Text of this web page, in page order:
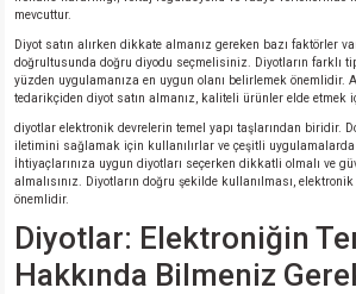
mevcuttur.
Diyot satın alırken dikkate almanız gereken bazı faktörler
doğrultusunda doğru diyodu seçmelisiniz. Diyotların farklı
yüzden uygulamanıza en uygun olanı belirlemek önemlidir.
tedarikçiden diyot satın almanız, kaliteli ürünler elde etmek
diyotlar elektronik devrelerin temel yapı taşlarından biridir.
iletimini sağlamak için kullanılırlar ve çeşitli uygulamalarda
İhtiyaçlarınıza uygun diyotları seçerken dikkatli olmalı ve
almalısınız. Diyotların doğru şekilde kullanılması,
önemlidir.
Diyotlar: Elektroniğin
Hakkında Bilmeniz